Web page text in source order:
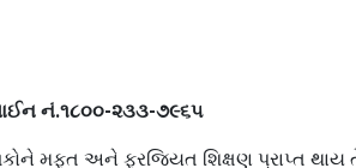
નં.૧૮૦૦-૨૩૩-૭૯૬૫
મફત અને ફરજિયત શિક્ષણ પ્રાપ્ત